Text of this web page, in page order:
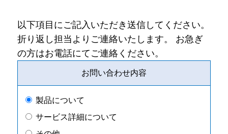
以下項目にご記入いただき送信してください。
折り返し担当よりご連絡いたします。 お急ぎ
の方はお電話にてご連絡ください。
お問い合わせ内容
製品について
サービス詳細について